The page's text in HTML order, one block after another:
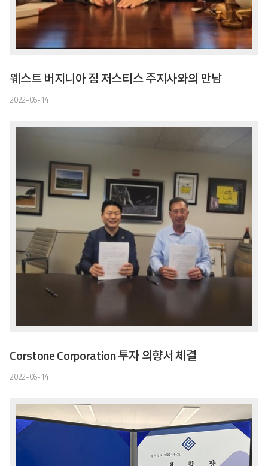
웨스트 버지니아 짐 저스티스 주지사와의 만남
2022-06-14
Corstone Corporation 투자 의향서 체결
2022-06-14